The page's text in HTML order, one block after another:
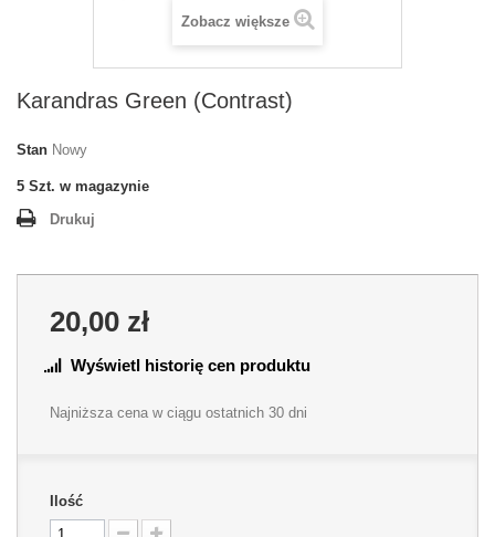
Zobacz większe
Karandras Green (Contrast)
Stan Nowy
5 Szt. w magazynie
Drukuj
20,00 zł
Wyświetl historię cen produktu
Najniższa cena w ciągu ostatnich 30 dni
Ilość